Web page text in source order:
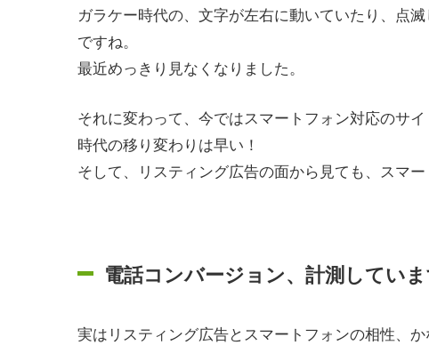
ガラケー時代の、文字が左右に動いていたり、点
ですね。
最近めっきり見なくなりました。
それに変わって、今ではスマートフォン対応のサ
時代の移り変わりは早い！
そして、リスティング広告の面から見ても、スマ
電話コンバージョン、計測してい
実はリスティング広告とスマートフォンの相性、か